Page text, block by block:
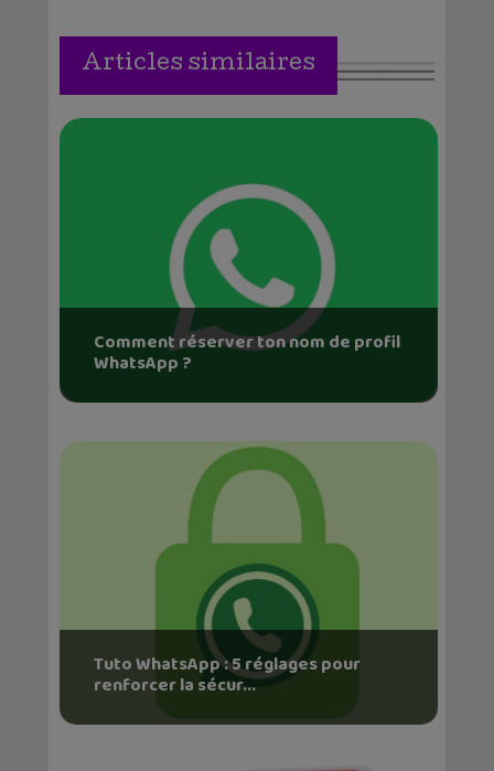
Articles similaires
Comment réserver ton nom de profil
WhatsApp ?
Tuto WhatsApp : 5 réglages pour
renforcer la sécur...